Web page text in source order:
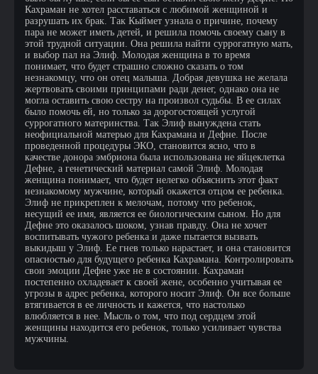
Кахраман не хотел расставаться с любимой женщиной и
разрушать их брак. Так Кыймет узнала о причине, почему
пара не может иметь детей, и решила помочь своему сыну в
этой трудной ситуации. Она решила найти суррогатную мать,
и выбор пал на Элиф. Молодая женщина в то время
понимает, что будет страшно сложно сказать о том
незнакомцу, что он отец малыша. Добрая девушка не желала
жертвовать своими принципами ради денег, однако она не
могла оставить свою сестру на произвол судьбы. В ее силах
было помочь ей, но только за дорогостоящей услугой
суррогатного материнства. Так Элиф вынуждена стать
неофициальной матерью для Кахрамана и Дефне. После
проведенной процедуры ЭКО, становится ясно, что в
качестве донора эмбриона была использована не яйцеклетка
Дефне, а генетический материал самой Элиф. Молодая
женщина понимает, что будет нелегко объяснить этот факт
незнакомому мужчине, который окажется отцом ее ребенка.
Элиф не прикреплен к мелочам, потому что ребенок,
несущий ее имя, является ее биологическим сыном. Но для
Дефне это оказалось шоком, узнав правду. Она не хочет
воспитывать чужого ребенка и даже пытается вызвать
выкидыш у Элиф. Ее гнев только нарастает, и она становится
опасностью для будущего ребенка Кахрамана. Контролировать
свои эмоции Дефне уже не в состоянии. Кахраман
постепенно охладевает к своей жене, особенно учитывая ее
угрозы в адрес ребенка, которого носит Элиф. Он все больше
втягивается в ее личность и кажется, что настолько
влюбляется в нее. Мысль о том, что под сердцем этой
женщины находится его ребенок, только усиливает чувства
мужчины.